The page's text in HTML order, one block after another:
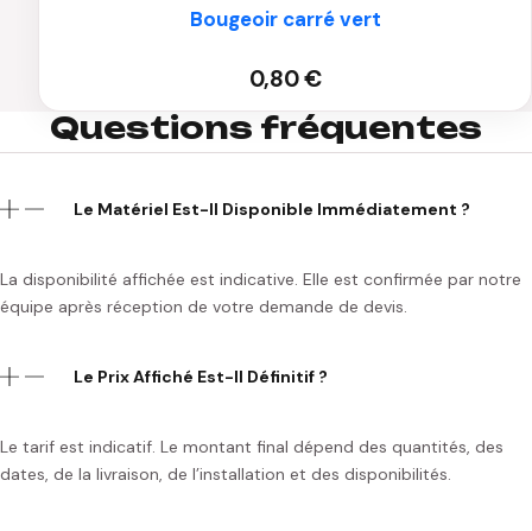
Bougeoir carré vert
0,80€
Questions fréquentes
Le Matériel Est-Il Disponible Immédiatement ?
La disponibilité affichée est indicative. Elle est confirmée par notre
équipe après réception de votre demande de devis.
Le Prix Affiché Est-Il Définitif ?
Le tarif est indicatif. Le montant final dépend des quantités, des
dates, de la livraison, de l’installation et des disponibilités.